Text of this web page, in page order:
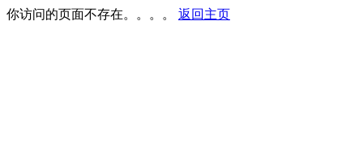
你访问的页面不存在。。。。 返回主页